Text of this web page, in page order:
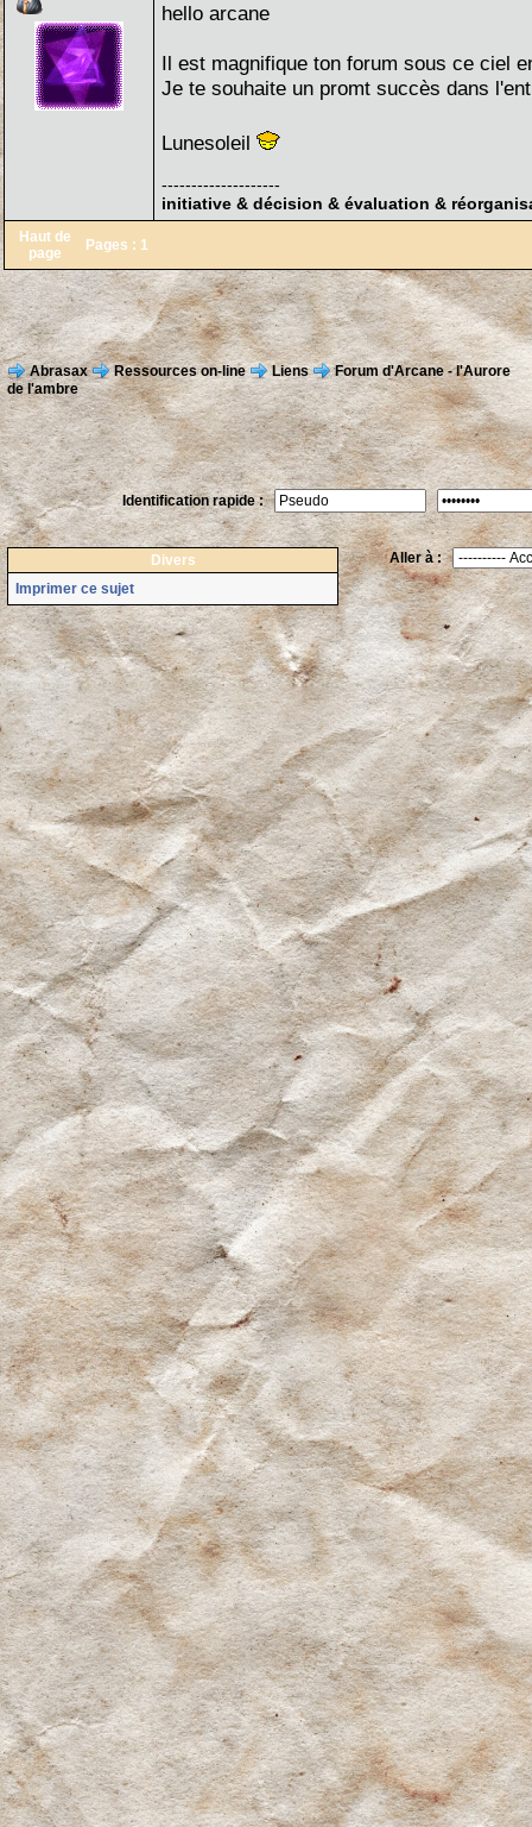
hello arcane
Il est magnifique ton forum sous ce ciel
Je te souhaite un promt succès dans
Lunesoleil
--------------------
initiative & décision & évaluation &
Haut de
page
Pages : 1
Abrasax Ressources on-line Liens
Forum d'Arcane - l'Aurore
de l'ambre
Identification rapide :
Divers
Imprimer ce sujet
Aller à :